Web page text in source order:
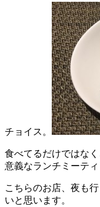
チョイス。
食べてるだけではな
意義なランチミーティ
こちらのお店、夜も
いと思います。